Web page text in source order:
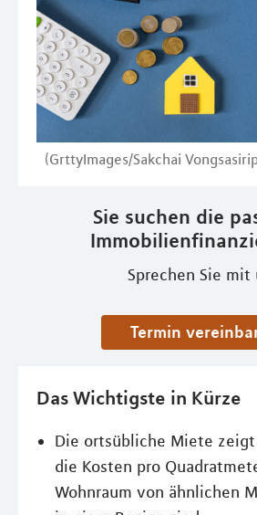
(GrttyImages/Sakchai
Sie suchen die
Sprechen Sie mit
Termin
Das Wichtigste in Kürze
Die ortsübliche Miete
die Kosten pro
Wohnraum von ähnlichen